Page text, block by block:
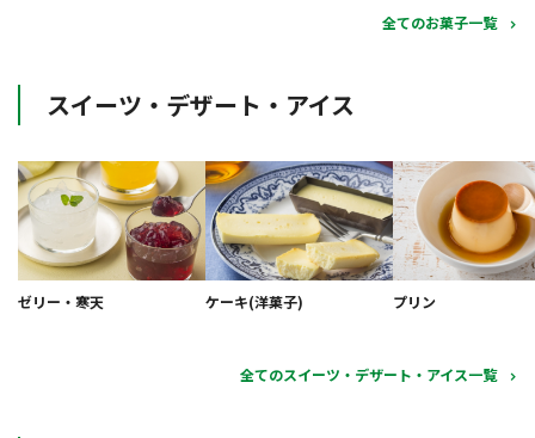
全てのお菓子一覧
スイーツ・デザート・アイス
ゼリー・寒天 ケーキ(洋菓子) プリン
全てのスイーツ・デザート・アイス一覧